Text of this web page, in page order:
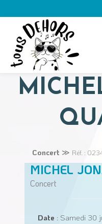
Concert ≫ Réf. :
MICHEL
Concert
Date : Samedi 30